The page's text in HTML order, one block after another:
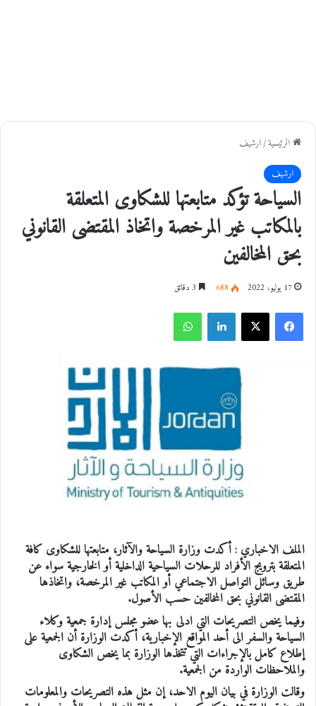
الرئيسية/ارشيف
ارشيف
السياحة تؤكد متابعتها للشكاوى المتعلقة
بالمكاتب غير المرخصة واتخاذ المقتضى القانوني
بحق المخالفين
17 يوليو، 2022 688
فيسبوك
الملف الاخباري : أكدت وزارة السياحة والآثار، متابعتها للشكاوى كافة
المتعلقة بترويج الأفراد للرحلات السياحية الداخلية أو الخارجية سواء عن
طريق وسائل التواصل الاجتماعي أو المكاتب غير المرخصة، واتخاذها
المقتضى القانوني بحق المخالفين حسب الأصول.
وفيما يخص التصريحات التي ادلى بها عضو مجلس إدارة جمعية وكلاء
السياحة والسفر الى أحد المواقع الإخبارية، أكدت الوزارة أن الجمعية على
إطلاع كامل بالإجراءات التي تتخذها الوزارة بما يخص الشكاوى
والملاحظات الواردة من الجمعية.
وقالت الوزارة في بيان اليوم الاحد، إن مثل هذه التصريحات والمعلومات